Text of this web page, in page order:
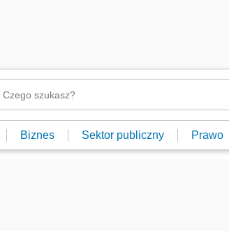
Biznes Sektor publiczny Prawo